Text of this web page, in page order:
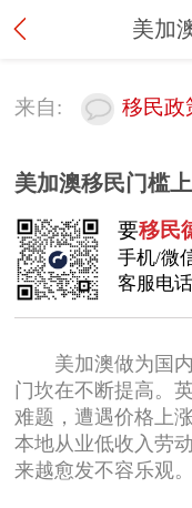
来自: 移民政
美加澳移民门槛
要移民
手机/微
客服电话
美加澳做为国内
门坎在不断提高。
难题，遭遇价格上
本地从业低收入劳
来越愈发不容乐观。